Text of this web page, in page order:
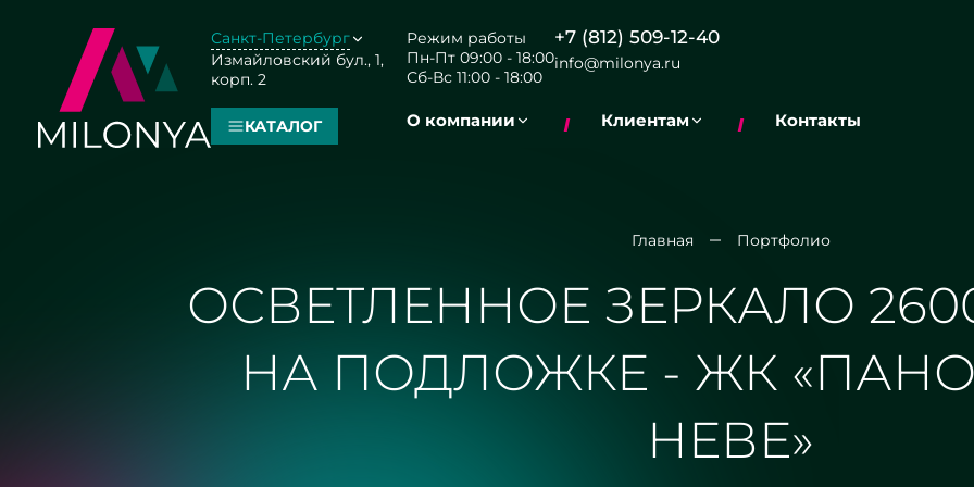
Санкт-Петербург
Измайловский бул., 1,
корп. 2
Режим работы
Пн-Пт 09:00 - 18:00
Сб-Вс 11:00 - 18:00
+7 (812) 509-12-40
info@milonya.ru
КАТАЛОГ О компании Клиентам Контакты
Главная Портфолио
ОСВЕТЛЕННОЕ ЗЕРКАЛО
НА ПОДЛОЖКЕ - ЖК
НЕВЕ»